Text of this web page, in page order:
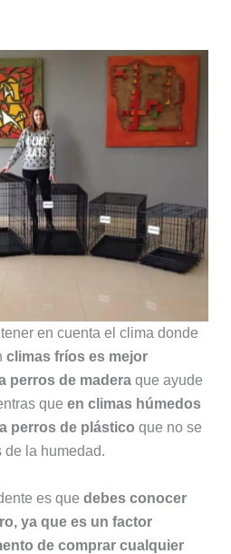
en cuenta el clima donde
climas fríos es mejor
perros de maderaque ayude
que en climas húmedos
perros de plástico que no se
de la humedad.
es que debes conocer
ya que es un factor
de comprar cualquier